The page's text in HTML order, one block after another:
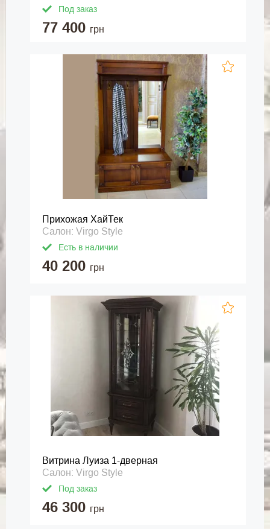
Под заказ
77 400 грн
Прихожая ХайТек
Салон: Virgo Style
Есть в наличии
40 200 грн
Витрина Луиза 1-дверная
Салон: Virgo Style
Под заказ
46 300 грн